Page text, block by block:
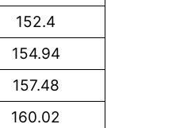
152.4
154.94
157.48
160.02